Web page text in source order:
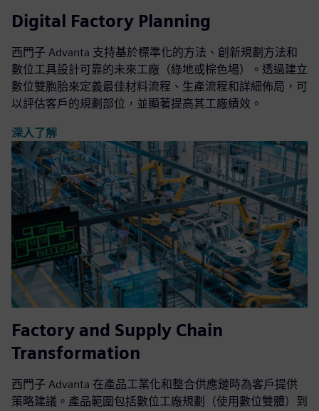
Digital Factory Planning
西門子 Advanta 支持基於標準化的方法、創新規劃方法和
數位工具設計可靠的未來工廠（綠地或棕色場）。透過建立
數位雙胞胎來定義最佳材料流程、生產流程和詳細佈局，可
以評估客戶的規劃部位，並顯著提高其工廠績效。
深入了解
Factory and Supply Chain
Transformation
西門子 Advanta 在產品工業化和整合供應鏈時為客戶提供
策略建議。產品範圍包括數位工廠規劃（使用數位雙體）到